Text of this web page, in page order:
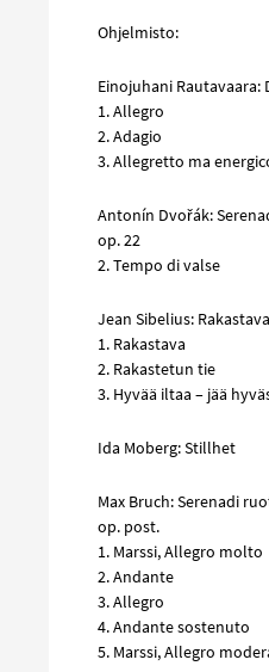
Ohjelmisto:
Einojuhani
1. Allegro
2. Adagio
3. Allegretto ma
Antonín Dvořák:
op. 22
2. Tempo di valse
Jean Sibelius:
1. Rakastava
2. Rakastetun tie
3. Hyvää iltaa – jää
Ida Moberg: Stillhet
Max Bruch: Serenadi
op. post.
1. Marssi, Allegro molto
2. Andante
3. Allegro
4. Andante sostenuto
5. Marssi, Allegro